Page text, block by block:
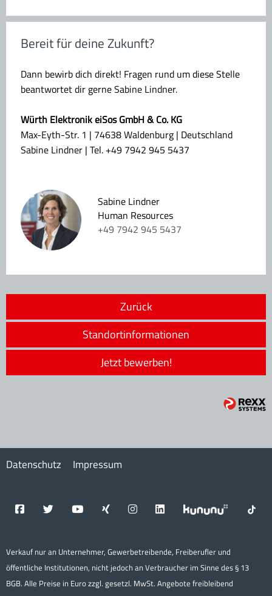
Bereit für deine Zukunft?
Dann bewirb dich direkt! Fragen rund um diese Stelle
beantwortet dir gerne Sabine Lindner.
Würth Elektronik eiSos GmbH & Co. KG
Max-Eyth-Str. 1 | 74638 Waldenburg | Deutschland
Sabine Lindner | Tel. +49 7942 945 5437
Sabine Lindner
Human Resources
+49 7942 945 5437
Standortinformationen
Zurück
Jetzt bewerben!
Datenschutz Impressum
Verkauf nur an Unternehmer, Gewerbetreibende, Freiberufler und
öffentliche Institutionen, nicht jedoch an Verbraucher im Sinne des § 13
BGB. Alle Preise in Euro zzgl. gesetzl. MwSt. Angebote freibleibend